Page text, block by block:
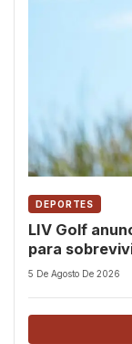
DEPORTES
LIV Golf
para
premios
5 De Agosto De 2026